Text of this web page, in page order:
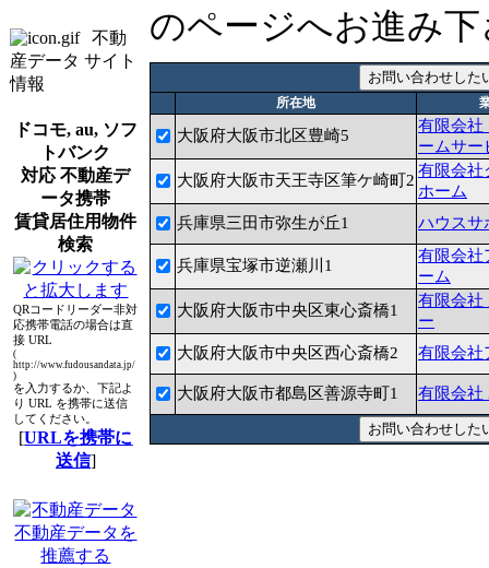
不動
産データ サイト
情報
ドコモ, au, ソフ
トバンク
対応 不動産デ
ータ携帯
賃貸居住用物件
検索
QRコードリーダー非対
応携帯電話の場合は直
接 URL
(
http://www.fudousandata.jp/
)
を入力するか、下記よ
り URL を携帯に送信
してください。
[URLを携帯に
送信]
不動産データを
推薦する
のページへお進み
所在地
大阪府大阪市北区豊崎5
有限会社
ームサー
大阪府大阪市天王寺区筆ケ崎町2
有限会社
ホーム
兵庫県三田市弥生が丘1
ハウスサ
兵庫県宝塚市逆瀬川1
有限会社
ーム
大阪府大阪市中央区東心斎橋1
有限会社
ー
大阪府大阪市中央区西心斎橋2
有限会社
大阪府大阪市都島区善源寺町1 有限会社